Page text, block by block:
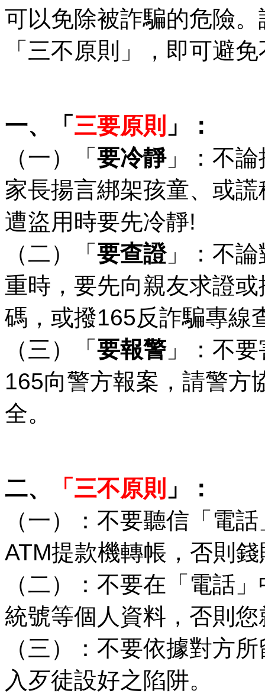
可以免除被詐騙的危險
「三不原則」，即可避
一、「 三要原則 」：
（一）「 要冷靜」：不
家長揚言綁架孩童、或
遭盜用時要先冷靜!
（二）「 要查證」：不
重時，要先向親友求證
碼，或撥165反詐騙專線
（三）「 要報警」：不
165向警方報案，請警方
全。
二、 「三不原則 」：
（一）：不要聽信「電
ATM提款機轉帳，否則
（二）：不要在「電話
統號等個人資料，否則
（三）：不要依據對方
入歹徒設好之陷阱。